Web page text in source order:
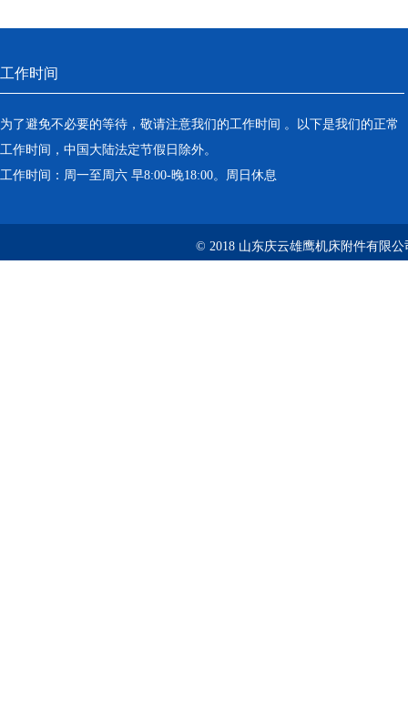
工作时间
为了避免不必要的等待，敬请注意我们的工作时间 。以下是我们的正常
工作时间，中国大陆法定节假日除外。
工作时间：周一至周六 早8:00-晚18:00。周日休息
© 2018 山东庆云雄鹰机床附件有限